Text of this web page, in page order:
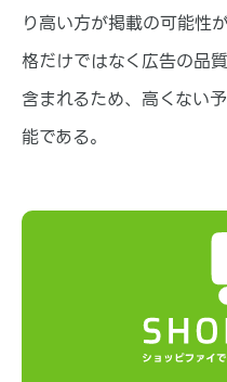
り高い方が掲載の可能性
格だけではなく広告の品
含まれるため、高くない
能である。